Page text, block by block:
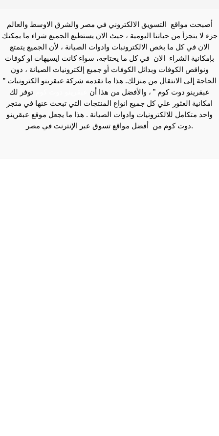
أصبحت مواقع التسويق الالكتروني في مصر والشرق الاوسط والعالم
جزء لا يتجزأ من حياتنا اليومية ، حيث الان يستطيع الجميع شراء ما يمكنك
الان في كل ما بخص الالكترونبات وادوات الصيانة ، لأن الجميع يتمتع
بإمكانية الشراء الان في كل ما يحتاجه، سواء كانت ايسيهات او كوفات
ونواقص الكوفات وبدائل الكوفات أو جميع إلكترونيات الصيانة ، دون
الحاجة إلى الانتقال من منزلك. هذا ما تقدمه شركة عبقرينو الكترونيات ”
عبقرينو دوت كوم ” ، والأفضل من هذا أن
توفر لك
امكانية العثور علي كل جميع انواع المنتجات التي تبحث عنها في متجر
واحد متكامل للالكترونيات وادوات الصيانة . هذا ما يجعل موقع عبقرينو
دوت كوم من أفضل مواقع تسوق عبر الإنترنت في مصر.